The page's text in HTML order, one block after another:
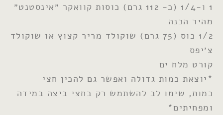
1 ו-1/4 (כ- 112 גרם) כוסות קוואקר ״אינסטנט״
מהיר הכנה
1/2 כוס (75 גרם) שוקולד מריר קצוץ או שוקולד
צ׳יפס
קורט מלח ים
*יוצאת כמות גדולה ואפשר גם להכין חצי
כמות, שימו לב להשתמש רק בחצי ביצה במידה
ומפחיתים*